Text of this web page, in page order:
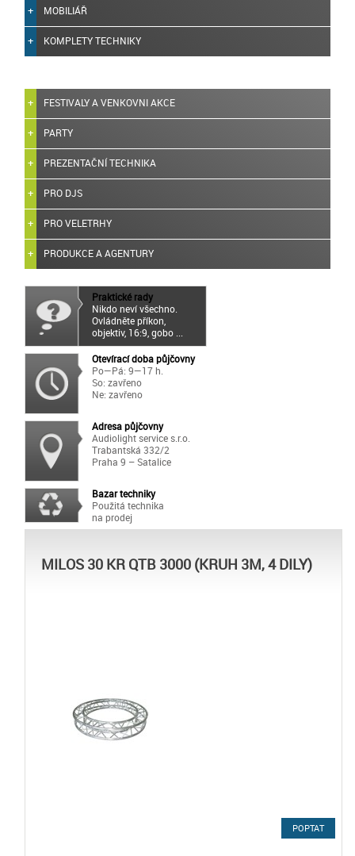
MOBILIÁŘ
KOMPLETY TECHNIKY
FESTIVALY A VENKOVNI AKCE
PARTY
PREZENTAČNÍ TECHNIKA
PRO DJS
PRO VELETRHY
PRODUKCE A AGENTURY
Praktické rady
Nikdo neví všechno.
Ovládněte příkon,
objektiv, 16:9, gobo ...
Otevírací doba půjčovny
Po—Pá: 9—17 h.
So: zavřeno
Ne: zavřeno
Adresa půjčovny
Audiolight service s.r.o.
Trabantská 332/2
Praha 9 – Satalice
Bazar techniky
Použitá technika
na prodej
MILOS 30 KR QTB 3000 (KRUH 3M, 4 DILY)
POPTAT